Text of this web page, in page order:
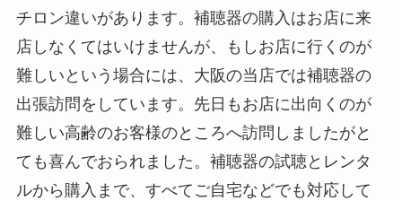
チロン違いがあります。補聴器の購入はお店に来
店しなくてはいけませんが、もしお店に行くのが
難しいという場合には、大阪の当店では補聴器の
出張訪問をしています。先日もお店に出向くのが
難しい高齢のお客様のところへ訪問しましたがと
ても喜んでおられました。補聴器の試聴とレンタ
ルから購入まで、すべてご自宅などでも対応して